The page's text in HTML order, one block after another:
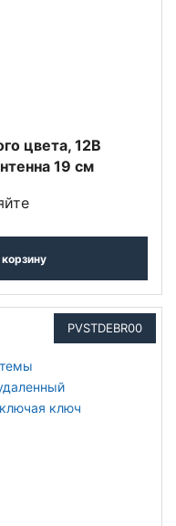
цвета, 12В
19 см
PVSTDEBR00